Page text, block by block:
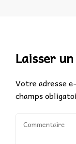
Laisser
Votre adresse
champs